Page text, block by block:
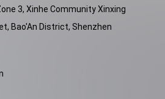
3, Xinhe Community Xinxing
Bao'An District, Shenzhen